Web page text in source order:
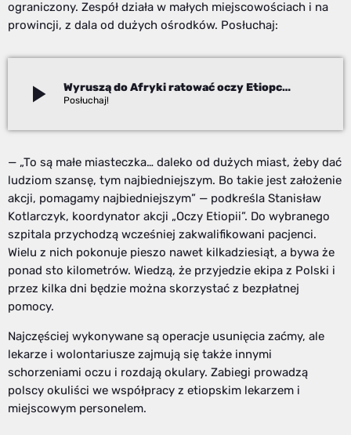
ograniczony. Zespół działa w małych miejscowościach i na
prowincji, z dala od dużych ośrodków. Posłuchaj:
play_arrow Wyruszą do Afryki ratować oczy Etiopczykom
— „To są małe miasteczka… daleko od dużych miast, żeby dać
ludziom szansę, tym najbiedniejszym. Bo takie jest założenie
akcji, pomagamy najbiedniejszym” — podkreśla Stanisław
Kotlarczyk, koordynator akcji „Oczy Etiopii”. Do wybranego
szpitala przychodzą wcześniej zakwalifikowani pacjenci.
Wielu z nich pokonuje pieszo nawet kilkadziesiąt, a bywa że
ponad sto kilometrów. Wiedzą, że przyjedzie ekipa z Polski i
przez kilka dni będzie można skorzystać z bezpłatnej
pomocy.
Najczęściej wykonywane są operacje usunięcia zaćmy, ale
lekarze i wolontariusze zajmują się także innymi
schorzeniami oczu i rozdają okulary. Zabiegi prowadzą
polscy okuliści we współpracy z etiopskim lekarzem i
miejscowym personelem.